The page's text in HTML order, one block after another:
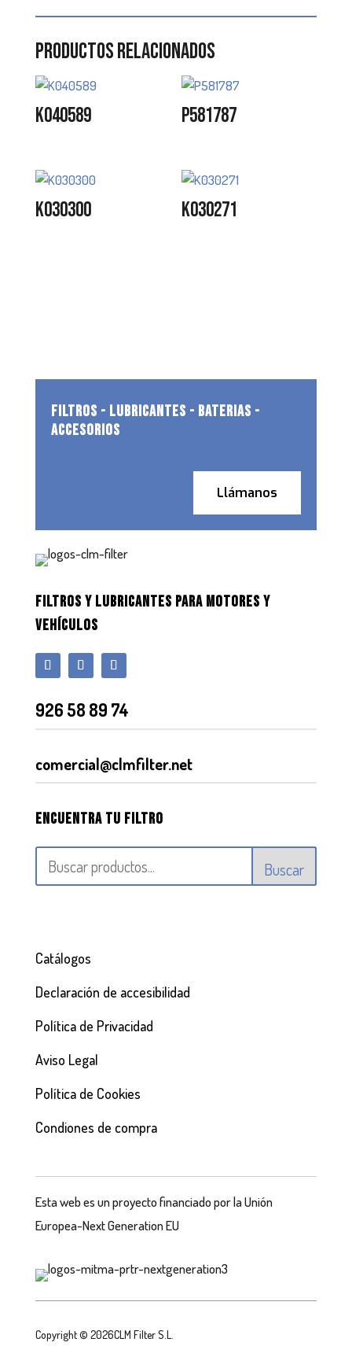
Productos relacionados
K040589 P581787
K030300 K030271
FILTROS - LUBRICANTES - BATERIAS -
ACCESORIOS
Llámanos
FILTROS Y LUBRICANTES PARA MOTORES Y
VEHÍCULOS
926 58 89 74
comercial@clmfilter.net
Encuentra tu filtro
Buscar
Catálogos
Declaración de accesibilidad
Política de Privacidad
Aviso Legal
Política de Cookies
Condiones de compra
Esta web es un proyecto financiado por la Unión
Europea-Next Generation EU
Copyright © 2026CLM Filter S.L.